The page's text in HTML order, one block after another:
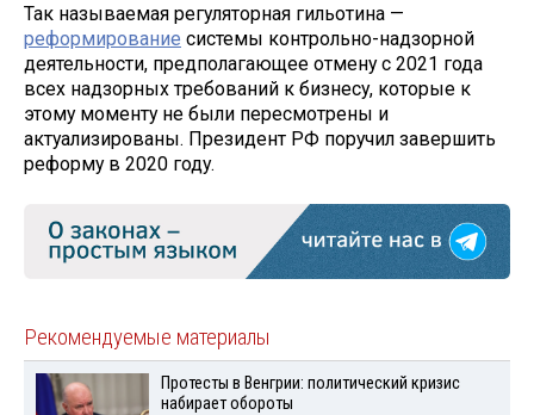
Так называемая регуляторная гильотина —
реформирование системы контрольно-надзорной
деятельности, предполагающее отмену с 2021 года
всех надзорных требований к бизнесу, которые к
этому моменту не были пересмотрены и
актуализированы. Президент РФ поручил завершить
реформу в 2020 году.
Рекомендуемые материалы
Протесты в Венгрии: политический кризис
набирает обороты